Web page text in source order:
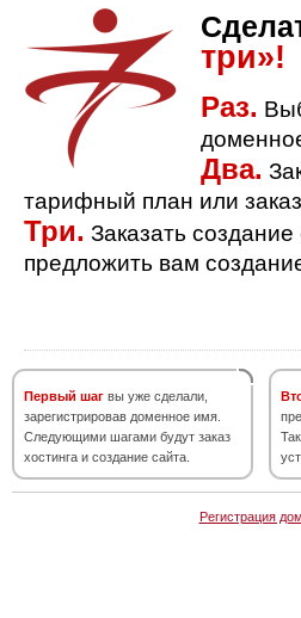
три»!
Раз.
Два.
тарифный план или
Три. Заказать
предложить вам
Первый шаг вы уже сделали,
зарегистрировав доменное имя.
Следующими шагами будут заказ
хостинга и создание сайта.
Регистрация